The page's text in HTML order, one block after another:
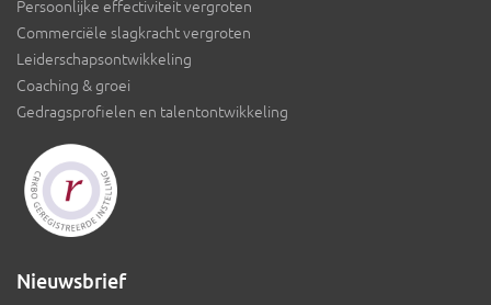
Persoonlijke effectiviteit vergroten
Commerciële slagkracht vergroten
Leiderschapsontwikkeling
Coaching & groei
Gedragsprofielen en talentontwikkeling
Nieuwsbrief